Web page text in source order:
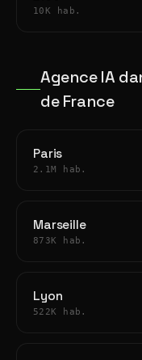
10K hab.
Agence IA
de France
Paris
2.1M hab.
Marseille
873K hab.
Lyon
522K hab.